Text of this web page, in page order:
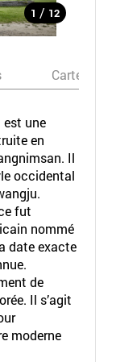
1 / 12
Carte
est une
en
Il
occidental
fut
nommé
date exacte
de
Il s’agit
moderne